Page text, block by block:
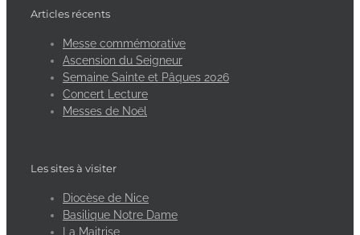
Articles récents
Messe commémorative
Ascension du Seigneur
Semaine Sainte et Pâques 2026
Concert Lecture
Messes de Noël
Les sites à visiter
Diocèse de Nice
Basilique Notre Dame
La Maitrise